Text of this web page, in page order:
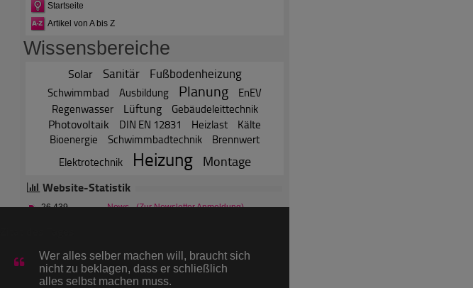
Startseite
Artikel von A bis Z
Wissensbereiche
Solar Sanitär Fußbodenheizung
Schwimmbad Ausbildung Planung
EnEV
Regenwasser
Lüftung Gebäudeleittechnik
Photovoltaik DIN EN 12831 Heizlast
Kälte
Bioenergie
Schwimmbadtechnik
Brennwert
Elektrotechnik
Heizung Montage
Website-Statistik
26.439 News
(Zur Newsletter Anmeldung)
3.824.243
Forumsbeiträge
3.612
SHKwissen-Artikel
750.129
Visits im Juni (nach IVW)
Wer alles selber machen will, braucht sich
nicht zu beklagen, dass er schließlich
alles selbst machen muss.